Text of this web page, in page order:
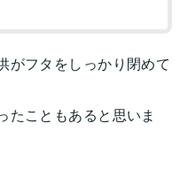
がフタをしっかり閉めて
たこともあると思いま